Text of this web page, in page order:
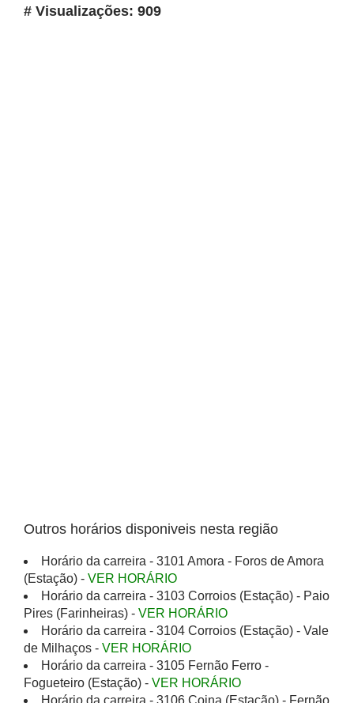
# Visualizações: 909
Outros horários disponiveis nesta região
Horário da carreira - 3101 Amora - Foros de Amora
(Estação) - VER HORÁRIO
Horário da carreira - 3103 Corroios (Estação) - Paio
Pires (Farinheiras) - VER HORÁRIO
Horário da carreira - 3104 Corroios (Estação) - Vale
de Milhaços - VER HORÁRIO
Horário da carreira - 3105 Fernão Ferro -
Fogueteiro (Estação) - VER HORÁRIO
Horário da carreira - 3106 Coina (Estação) - Fernão